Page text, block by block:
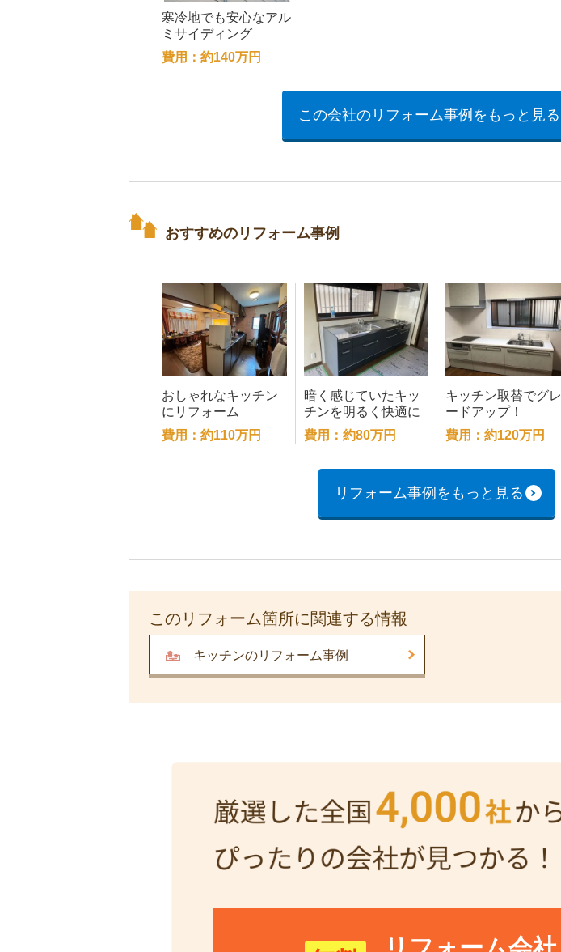
寒冷地でも安心なアル
ミサイディング
費用：約140万円
この会社のリフォーム事例をもっと見る
おすすめのリフォーム事例
おしゃれなキッチン
にリフォーム
費用：約110万円
暗く感じていたキッ
チンを明るく快適に
リフォーム
費用：約80万円
キッチン取替でグレ
ードアップ！
費用：約120万円
リフォーム事例をもっと見る
このリフォーム箇所に関連する情報
キッチンのリフォーム事例